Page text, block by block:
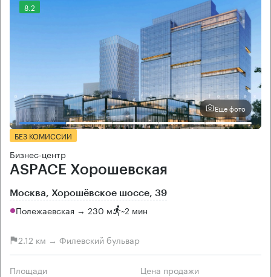
8.2
Еще фото
БЕЗ КОМИССИИ
Бизнес-центр
ASPACE Хорошевская
Москва, Хорошёвское шоссе, 39
Полежаевская → 230 м ~2 мин
2.12 км → Филевский бульвар
Площади Цена продажи